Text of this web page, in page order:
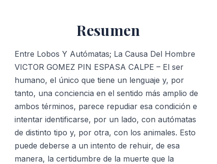
Hombre
cantidad
Resumen
Entre Lobos Y Autómatas; La Causa Del Hombre
VICTOR GOMEZ PIN ESPASA CALPE – El ser
humano, el único que tiene un lenguaje y, por
tanto, una conciencia en el sentido más amplio de
ambos términos, parece repudiar esa condición e
intentar identificarse, por un lado, con autómatas
de distinto tipo y, por otra, con los animales. Esto
puede deberse a un intento de rehuir, de esa
manera, la certidumbre de la muerte que la